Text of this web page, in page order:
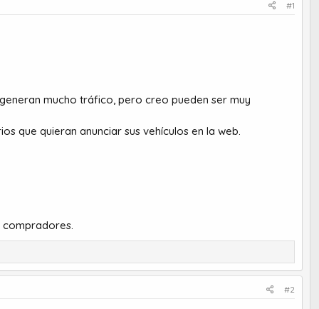
#1
mucho tráfico, pero creo pueden ser muy
que quieran anunciar sus vehículos en la web.
compradores.
#2